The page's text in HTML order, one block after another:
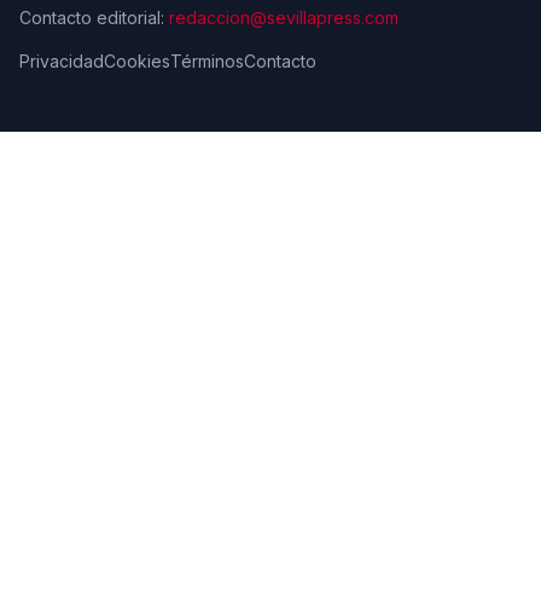
Contacto editorial: redaccion@sevillapress.com
PrivacidadCookiesTérminosContacto